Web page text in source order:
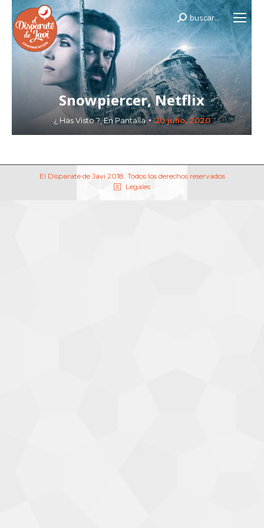
Buscar:
buscar...
Snowpiercer, Netflix
¿ Has Visto ?,En Pantalla 20 julio, 2020
El Disparate de Javi 2018. Todos los derechos reservados
Legales